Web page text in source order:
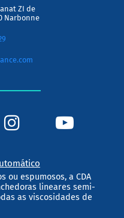
ZI de
Narbonne
ou espumosos, a CDA
lineares semi-
as viscosidades de